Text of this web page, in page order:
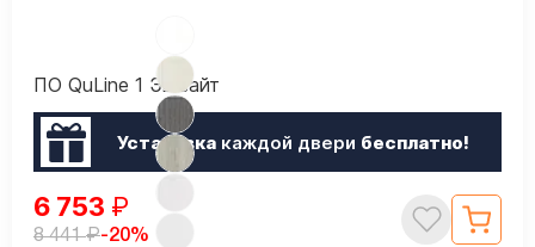
ПО QuLine 1 Эшвайт
Установкакаждой двери бесплатно!
6 753 ₽
8 441₽-20%